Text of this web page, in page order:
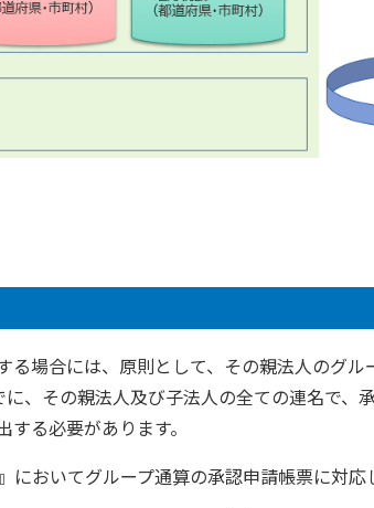
る場合には、原則として、その親法人のグ
、その親法人及び子法人の全ての連名で、
る必要があります。
おいてグループ通算の承認申請帳票に対応